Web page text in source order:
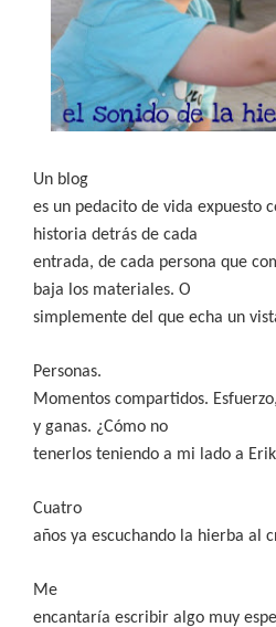
Un blog
es un pedacito de vida expuesto
historia detrás de cada
entrada, de cada persona que
baja los materiales. O
simplemente del que echa un
Personas.
Momentos compartidos.
y ganas. ¿Cómo no
tenerlos teniendo a mi lado a
Cuatro
años ya escuchando la hierba al
Me
encantaría escribir algo muy